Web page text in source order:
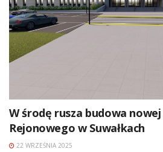
W środę rusza budowa nowej
Rejonowego w Suwałkach
22 WRZEŚNIA 2025